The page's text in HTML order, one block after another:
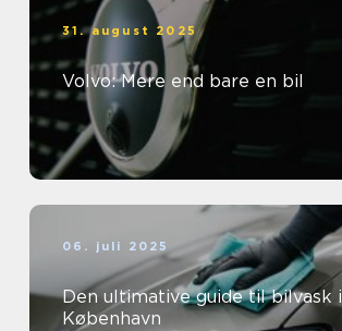
31. august 2025
Volvo: Mere end bare en bil
06. juli 2025
Den ultimative guide til bilvask i
København